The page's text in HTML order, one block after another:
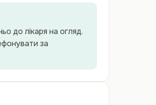
до лікаря на огляд.
за